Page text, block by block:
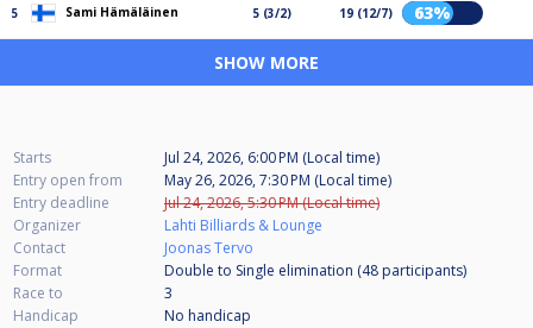
5 Sami Hämäläinen 5 (3/2) 19 (12/7) 63%
SHOW MORE
Starts
Jul 24, 2026, 6:00 PM (Local time)
Entry open from
May 26, 2026, 7:30 PM (Local time)
Entry deadline
Jul 24, 2026, 5:30 PM (Local time)
Organizer
Lahti Billiards & Lounge
Contact
Joonas Tervo
Format
Double to Single elimination (48 participants)
Race to
3
Handicap
No handicap